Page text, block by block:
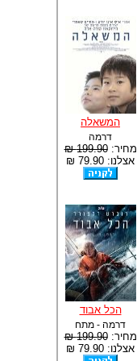
המשאלה
דרמה
מחיר:199.90 ₪
אצלנו: 79.90 ₪
הכל אבוד
דרמה - מתח
מחיר:199.90 ₪
אצלנו: 79.90 ₪